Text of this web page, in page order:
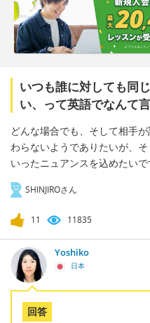
いつも誰に対しても同
い、って英語でなんて
どんな場合でも、そして相手
わらないようでありたいが、
いったニュアンスを込めたいで
SHINJIROさん
11 11835
Yoshiko
日本
回答